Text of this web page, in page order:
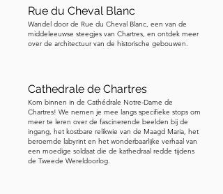
Laten we nu kijken naar de scène direct
boven de kribbe, hoger op de latei. Je
ziet een rij figuren met een klein figuur
vastgehouden door een man en een
vrouw aan weerszijden. Deze scène
toont de Presentatie van Christus in de
Tempel, waar Maria en Jozef het
Christuskind naar de tempel hebben
Rue du Cheval Blanc
Wandel door de Rue du Cheval Blanc, een van de
middeleeuwse steegjes van Chartres, en ontdek meer
over de architectuur van de historische gebouwen.
Cathedrale de Chartres
Kom binnen in de Cathédrale Notre-Dame de
Chartres! We nemen je mee langs specifieke stops om
meer te leren over de fascinerende beelden bij de
ingang, het kostbare relikwie van de Maagd Maria, het
beroemde labyrint en het wonderbaarlijke verhaal van
een moedige soldaat die de kathedraal redde tijdens
de Tweede Wereldoorlog.